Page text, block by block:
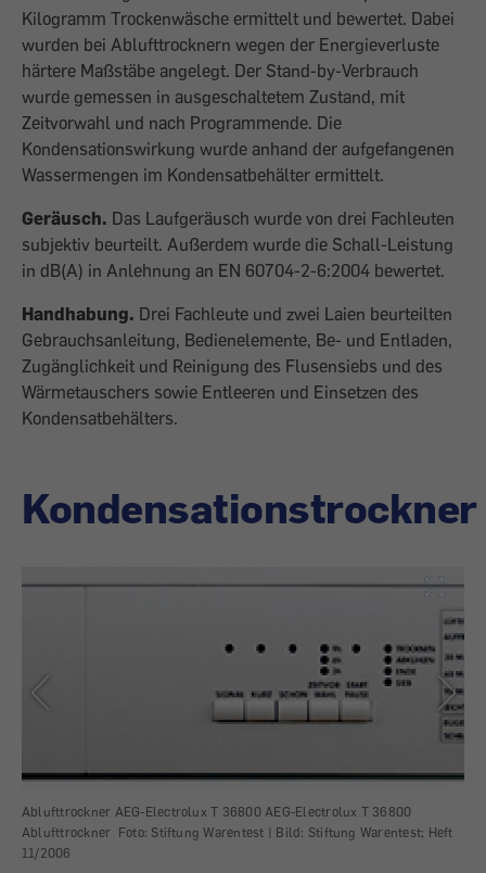
Kilogramm Trockenwäsche ermittelt und bewertet. Dabei
wurden bei Ablufttrocknern wegen der Energieverluste
härtere Maßstäbe angelegt. Der Stand-by-Verbrauch
wurde gemessen in ausgeschaltetem Zustand, mit
Zeitvorwahl und nach Programmende. Die
Kondensationswirkung wurde anhand der aufgefangenen
Wassermengen im Kondensatbehälter ermittelt.
Geräusch. Das Laufgeräusch wurde von drei Fachleuten
subjektiv beurteilt. Außerdem wurde die Schall-Leistung
in dB(A) in Anlehnung an EN 60704-2-6:2004 bewertet.
Handhabung. Drei Fachleute und zwei Laien beurteilten
Gebrauchsanleitung, Bedienelemente, Be- und Entladen,
Zugänglichkeit und Reinigung des Flusensiebs und des
Wärmetauschers sowie Entleeren und Einsetzen des
Kondensatbehälters.
Kondensationstrockner
Ablufttrockner AEG-Electrolux T 36800 AEG-Electrolux T 36800
Ablufttrockner Foto: Stiftung Warentest | Bild: Stiftung Warentest; Heft
11/2006